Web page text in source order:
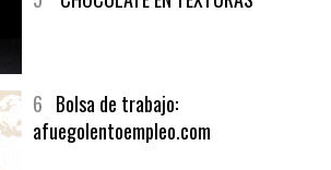
6Bolsa de trabajo: